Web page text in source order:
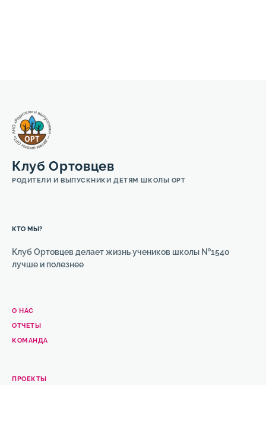
Клуб Ортовцев
РОДИТЕЛИ И ВЫПУСКНИКИ ДЕТЯМ ШКОЛЫ ОРТ
КТО МЫ?
Клуб Ортовцев делает жизнь учеников школы №1540
лучше и полезнее
О НАС
ОТЧЕТЫ
КОМАНДА
ПРОЕКТЫ